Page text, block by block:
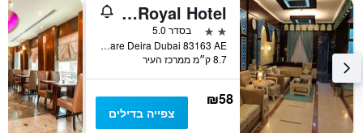
Mount Royal Hotel
2 כוכבים
בסדר 5.0
Al Naser Square Deira Dubai 83163 AE, דובאי, איחוד האמירויות הערביות
8.7 ק״מ ממרכז העיר
₪58
צפייה בדילים